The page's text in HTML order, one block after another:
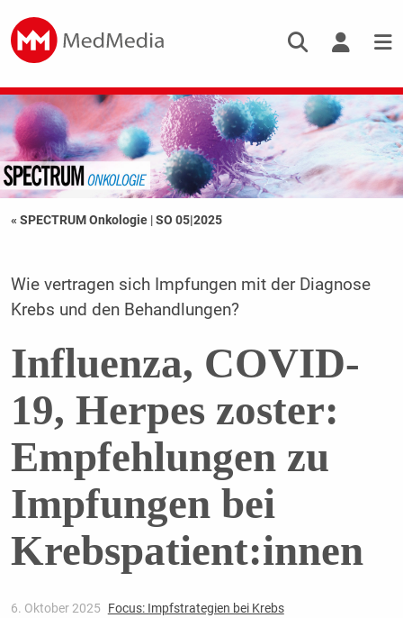
« SPECTRUM Onkologie |SO 05|2025
Wie vertragen sich Impfungen mit der Diagnose
Krebs und den Behandlungen?
Influenza, COVID-
19, Herpes zoster:
Empfehlungen zu
Impfungen bei
Krebspatient:innen
6. Oktober 2025 Focus: Impfstrategien bei Krebs